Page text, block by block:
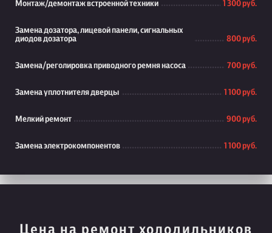
Монтаж/демонтаж встроенной техники 1 300 руб.
Замена дозатора, лицевой панели, сигнальных
диодов дозатора
800 руб.
Замена/реголировка приводного ремня насоса 700 руб.
Замена уплотнителя дверцы 1 100 руб.
Мелкий ремонт 900 руб.
Замена электрокомпонентов 1 100 руб.
Цена на ремонт холодильников